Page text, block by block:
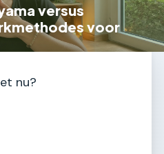
versus
voor
nu?